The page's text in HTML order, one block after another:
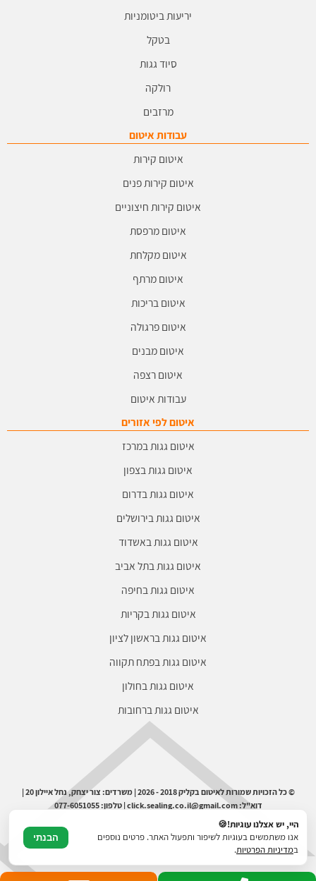
יריעות ביטומניות
בטקל
סיוד גגות
רולקה
מרזבים
עבודות איטום
איטום קירות
איטום קירות פנים
איטום קירות חיצוניים
איטום מרפסת
איטום מקלחת
איטום מרתף
איטום בריכות
איטום פרגולה
איטום מבנים
איטום רצפה
עבודות איטום
איטום לפי אזורים
איטום גגות במרכז
איטום גגות בצפון
איטום גגות בדרום
איטום גגות בירושלים
איטום גגות באשדוד
איטום גגות בתל אביב
איטום גגות בחיפה
איטום גגות בקריות
איטום גגות בראשון לציון
איטום גגות בפתח תקווה
איטום גגות בחולון
איטום גגות ברחובות
© כל הזכויות שמורות לאיטום בקליק 2018 - 2026 | משרדים: צור יצחק, נחל איילון 20 |
דוא"ל: click.sealing.co.il@gmail.com | טלפון: 077-6051055
היי, יש אצלנו עוגיות!🍪
אנו משתמשים בעוגיות לשיפור ותפעול האתר. פרטים נוספים
במדיניות הפרטיות.
הבנתי